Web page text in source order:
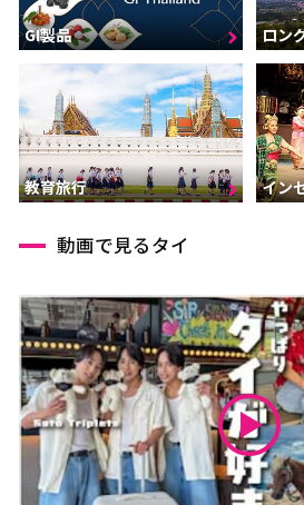
GI製品 ロン
教育旅行 イン
動画で見るタイ